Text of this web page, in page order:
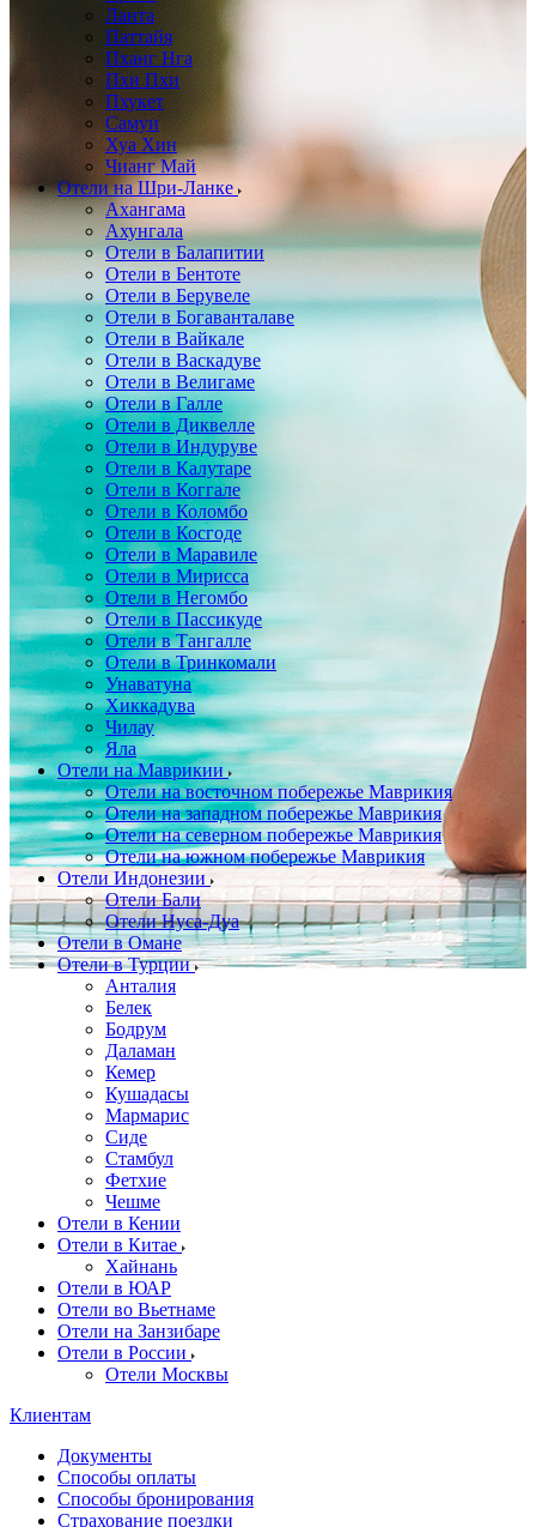
Ланта
Паттайя
Пханг Нга
Пхи Пхи
Пхукет
Самуи
Хуа Хин
Чианг Май
Отели на Шри-Ланке
Ахангама
Ахунгала
Отели в Балапитии
Отели в Бентоте
Отели в Берувеле
Отели в Богаванталаве
Отели в Вайкале
Отели в Васкадуве
Отели в Велигаме
Отели в Галле
Отели в Диквелле
Отели в Индуруве
Отели в Калутаре
Отели в Коггале
Отели в Коломбо
Отели в Косгоде
Отели в Маравиле
Отели в Мирисса
Отели в Негомбо
Отели в Пассикуде
Отели в Тангалле
Отели в Тринкомали
Унаватуна
Хиккадува
Чилау
Яла
Отели на Маврикии
Отели на восточном побережье Маврикия
Отели на западном побережье Маврикия
Отели на северном побережье Маврикия
Отели на южном побережье Маврикия
Отели Индонезии
Отели Бали
Отели Нуса-Дуа
Отели в Омане
Отели в Турции
Анталия
Белек
Бодрум
Даламан
Кемер
Кушадасы
Мармарис
Сиде
Стамбул
Фетхие
Чешме
Отели в Кении
Отели в Китае
Хайнань
Отели в ЮАР
Отели во Вьетнаме
Отели на Занзибаре
Отели в России
Отели Москвы
Клиентам
Документы
Способы оплаты
Способы бронирования
Страхование поездки